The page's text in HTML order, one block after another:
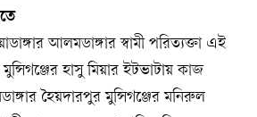
আলমডাঙ্গার স্বামী পরিত্যক্তা এই
হাসু মিয়ার ইটভাটায় কাজ
হৈয়দারপুর মুন্সিগঞ্জের মনিরুল